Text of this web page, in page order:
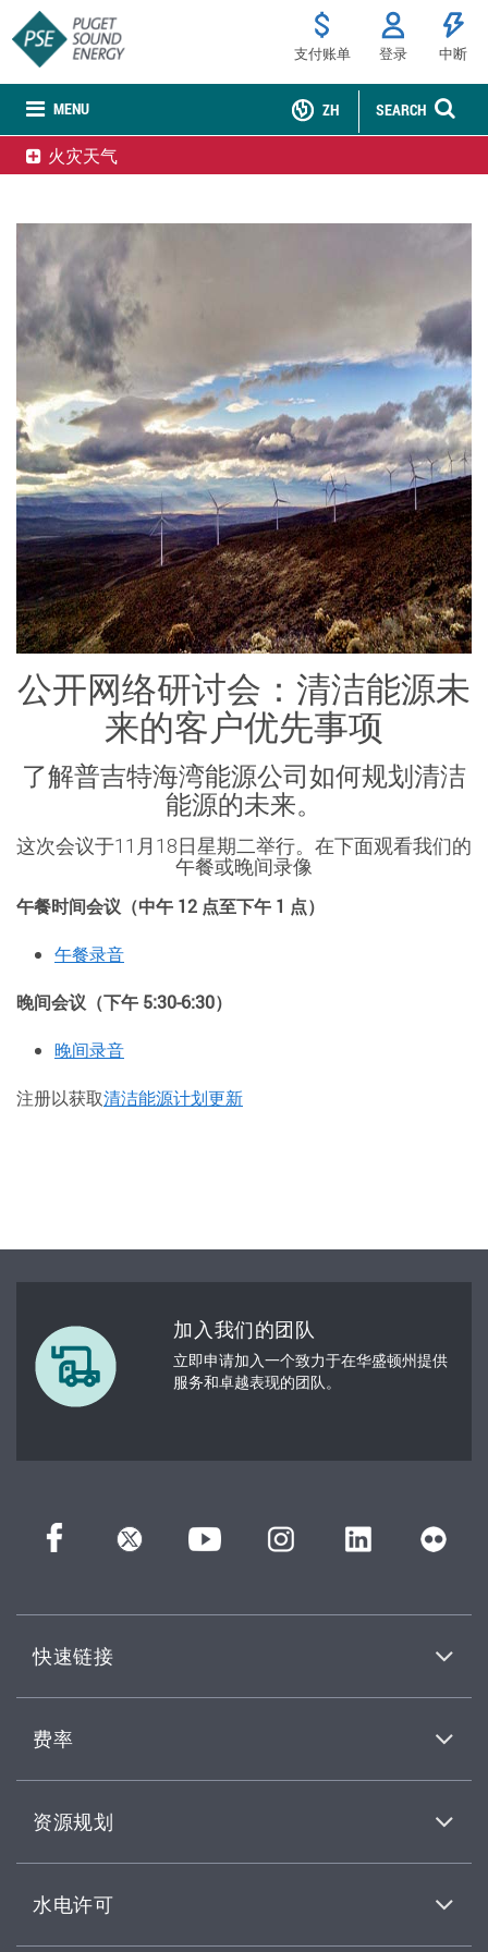
MENU
支付账单 登录 中断
SEARCH
ZH
火灾天气
公开网络研讨会：清洁能源未
来的客户优先事项
了解普吉特海湾能源公司如何规划清洁
能源的未来。
这次会议于11月18日星期二举行。在下面观看我们的
午餐或晚间录像
午餐时间会议（中午 12 点至下午 1 点）
午餐录音
晚间会议（下午 5:30-6:30）
晚间录音
注册以获取清洁能源计划更新
加入我们的团队
立即申请加入一个致力于在华盛顿州提供
服务和卓越表现的团队。
快速链接
费率
资源规划
水电许可